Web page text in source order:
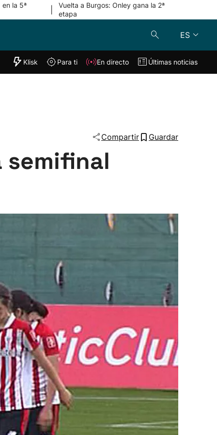
la 5ª
Vuelta a Burgos: Onley gana la 2ª
etapa
ES
"Helmuga"
Klisk En directo
Klisk Para ti En directo Últimas noticias
Compartir Guardar
semifinal